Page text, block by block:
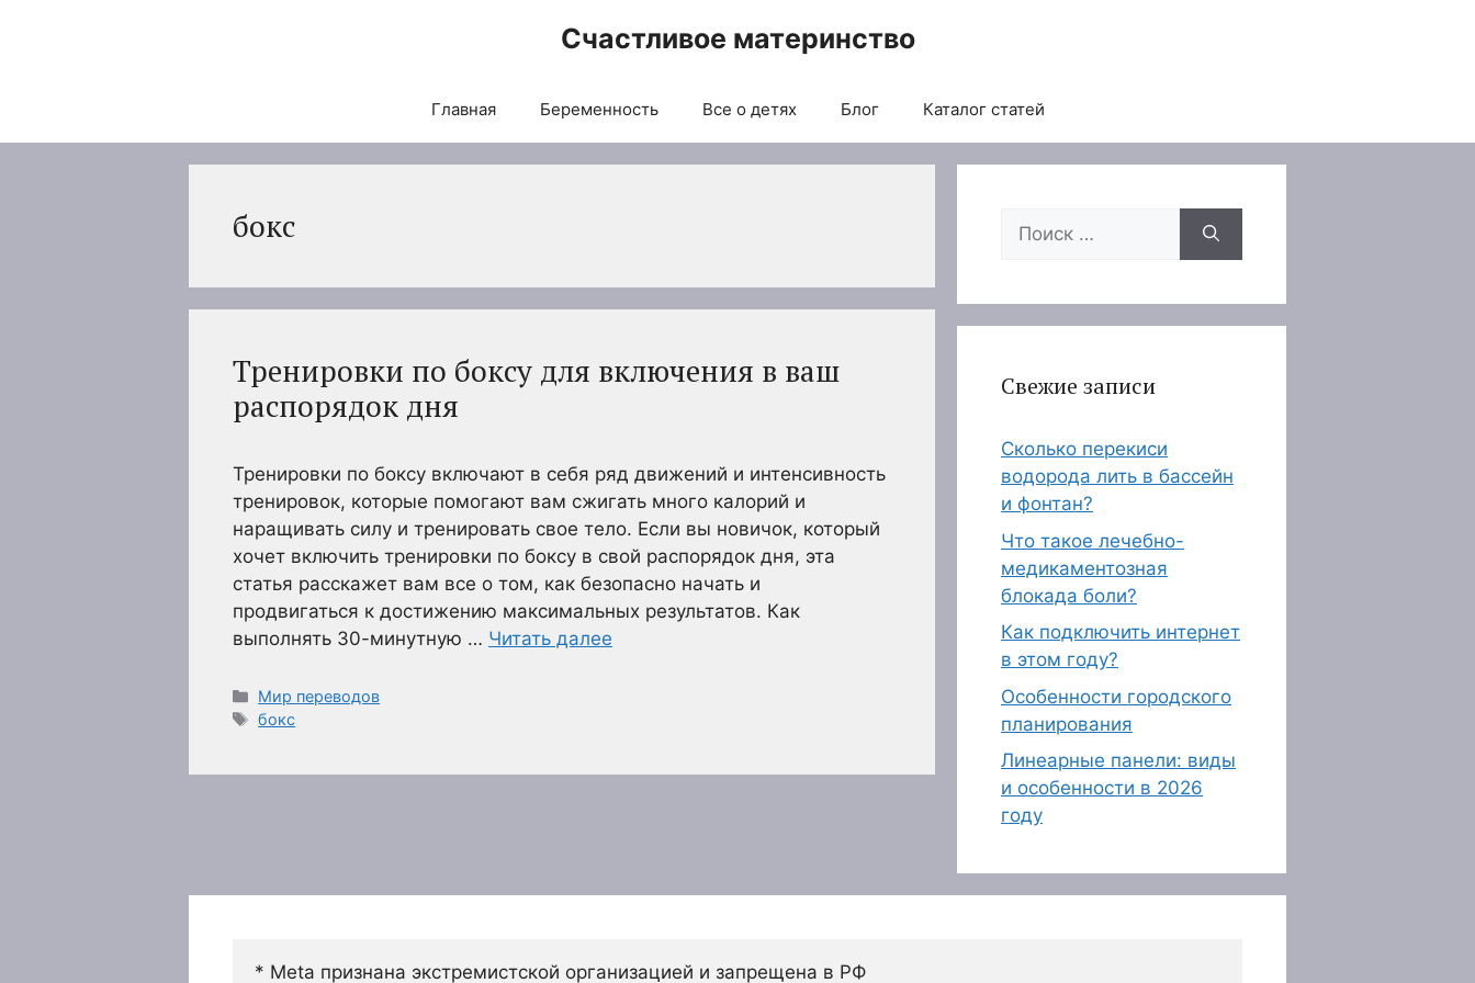
Счастливое материнство
Главная Беременность Все о детях Блог Каталог статей
бокс
Тренировки по боксу для включения в ваш
распорядок дня
Тренировки по боксу включают в себя ряд движений и интенсивность
тренировок, которые помогают вам сжигать много калорий и
наращивать силу и тренировать свое тело. Если вы новичок, который
хочет включить тренировки по боксу в свой распорядок дня, эта
статья расскажет вам все о том, как безопасно начать и
продвигаться к достижению максимальных результатов. Как
выполнять 30-минутную … Читать далее
Рубрики
Мир переводов
Метки
бокс
Поиск:
Свежие записи
Сколько перекиси
водорода лить в бассейн
и фонтан?
Что такое лечебно-
медикаментозная
блокада боли?
Как подключить интернет
в этом году?
Особенности городского
планирования
Линеарные панели: виды
и особенности в 2026
году
* Meta признана экстремистской организацией и запрещена в РФ